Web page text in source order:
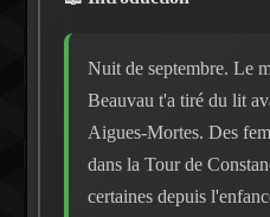
Nuit de septembre. Le
Beauvau t'a tiré du lit
Aigues-Mortes. Des
dans la Tour de
certaines depuis